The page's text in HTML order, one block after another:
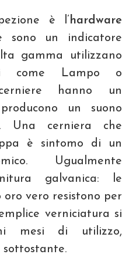
è l’ hardware
sono un indicatore
gamma utilizzano
come Lampo o
hanno un
un suono
Una cerniera che
è sintomo di un
Ugualmente
galvanica: le
vero resistono per
verniciatura si
mesi di utilizzo,